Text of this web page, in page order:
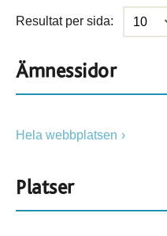
Resultat per sida:
Ämnessidor
Hela webbplatsen
Platser